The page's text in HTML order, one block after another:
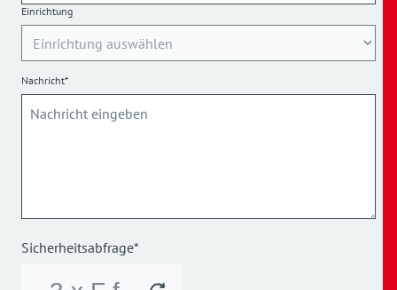
Einrichtung
Nachricht*
Sicherheitsabfrage*